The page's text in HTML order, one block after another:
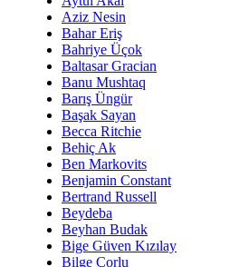
Aziz Nesin
Bahar Eriş
Bahriye Üçok
Baltasar Gracian
Banu Mushtaq
Barış Üngür
Başak Sayan
Becca Ritchie
Behiç Ak
Ben Markovits
Benjamin Constant
Bertrand Russell
Beydeba
Beyhan Budak
Bige Güven Kızılay
Bilge Çorlu